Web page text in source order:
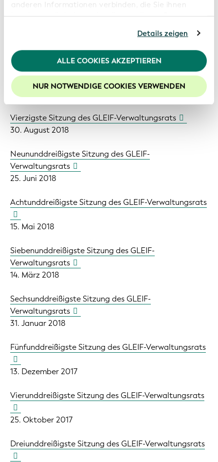
anderen Informationen verbinden, die Sie ihnen
bereitgestellt haben oder die von diesen Partner
wurden. Sollten Sie mit der Nutzung unserer
Webseite fortfahren, stimmen Sie den von uns
verwendeten Cookies zu. Weitere Informationen
finden Sie in unsererDatenschutzerklärung.
Um die Funktionalitäten unserer Website optimal
nutzen zu können, empfehlen wir Ihnen der Nutzung
von Cookies zuzustimmen.
Details zeigen
ALLE COOKIES AKZEPTIEREN
NUR NOTWENDIGE COOKIES VERWENDEN
Einundvierzigste Sitzung des GLEIF-Verwaltungsrats
25. Oktober 2018
Vierzigste Sitzung des GLEIF-Verwaltungsrats
30. August 2018
Neununddreißigste Sitzung des GLEIF-
Verwaltungsrats
25. Juni 2018
Achtunddreißigste Sitzung des GLEIF-Verwaltungsrats
15. Mai 2018
Siebenunddreißigste Sitzung des GLEIF-
Verwaltungsrats
14. März 2018
Sechsunddreißigste Sitzung des GLEIF-
Verwaltungsrats
31. Januar 2018
Fünfunddreißigste Sitzung des GLEIF-Verwaltungsrats
13. Dezember 2017
Vierunddreißigste Sitzung des GLEIF-Verwaltungsrats
25. Oktober 2017
Dreiunddreißigste Sitzung des GLEIF-Verwaltungsrats